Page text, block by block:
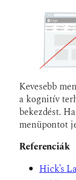
Kevesebb
a kognitív
bekezdést.
menüpontot
Referenciák
Hick’s